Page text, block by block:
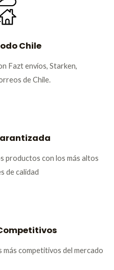
Chile
Fazt envíos, Starken,
de Chile.
productos con los más altos
de calidad
competitivos del mercado